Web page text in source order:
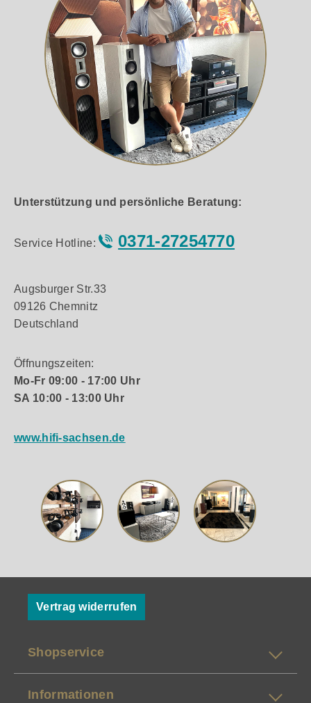
Unterstützung und persönliche Beratung:
Service Hotline: 0371-27254770
Augsburger Str.33
09126 Chemnitz
Deutschland
Öffnungszeiten:
Mo-Fr 09:00 - 17:00 Uhr
SA 10:00 - 13:00 Uhr
www.hifi-sachsen.de
Vertrag widerrufen
Shopservice
Informationen